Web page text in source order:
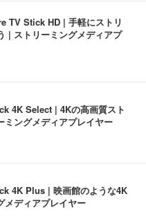
TV Stick HD | 手軽にストリ
| ストリーミングメディアプ
4K Select | 4Kの高画質スト
ミングメディアプレイヤー
4K Plus | 映画館のような4K
メディアプレイヤー